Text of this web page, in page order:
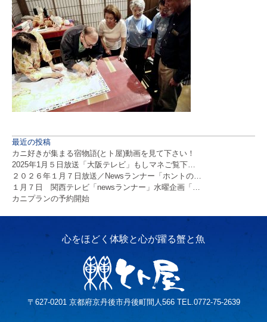
最近の投稿
カニ好きが集まる宿物語(とト屋)動画を見て下さい！
2025年1月５日放送「大阪テレビ」もしマネご覧下…
２０２６年１月７日放送／Newsランナー「ホントの…
１月７日 関西テレビ「newsランナー」水曜企画「…
カニプランの予約開始
〒627-0201 京都府京丹後市丹後町間人566 TEL.0772-75-2639